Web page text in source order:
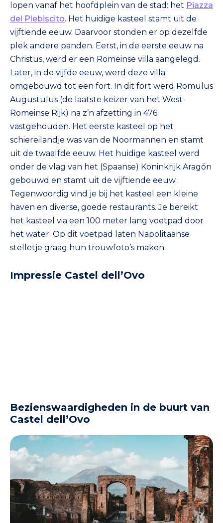
lopen vanaf het hoofdplein van de stad: het Piazza
del Plebiscito. Het huidige kasteel stamt uit de
vijftiende eeuw. Daarvoor stonden er op dezelfde
plek andere panden. Eerst, in de eerste eeuw na
Christus, werd er een Romeinse villa aangelegd.
Later, in de vijfde eeuw, werd deze villa
omgebouwd tot een fort. In dit fort werd Romulus
Augustulus (de laatste keizer van het West-
Romeinse Rijk) na z’n afzetting in 476
vastgehouden. Het eerste kasteel op het
schiereilandje was van de Noormannen en stamt
uit de twaalfde eeuw. Het huidige kasteel werd
onder de vlag van het (Spaanse) Koninkrijk Aragón
gebouwd en stamt uit de vijftiende eeuw.
Tegenwoordig vind je bij het kasteel een kleine
haven en diverse, goede restaurants. Je bereikt
het kasteel via een 100 meter lang voetpad door
het water. Op dit voetpad laten Napolitaanse
stelletje graag hun trouwfoto’s maken.
Impressie Castel dell’Ovo
Bezienswaardigheden in de buurt van
Castel dell’Ovo